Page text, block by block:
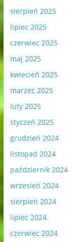
sierpień 2025
lipiec 2025
czerwiec 2025
maj 2025
kwiecień 2025
marzec 2025
luty 2025
styczeń 2025
grudzień 2024
listopad 2024
październik 2024
wrzesień 2024
sierpień 2024
lipiec 2024
czerwiec 2024